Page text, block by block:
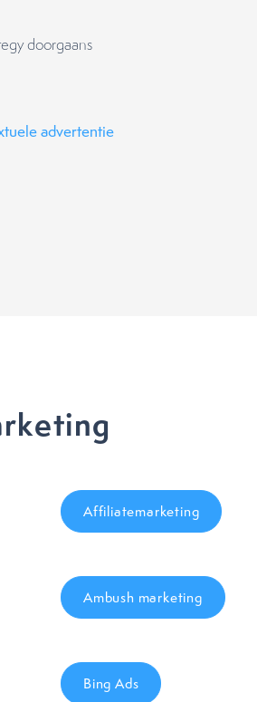
doorgaans
advertentie
Affiliatemarketing
Ambush marketing
Bing Ads